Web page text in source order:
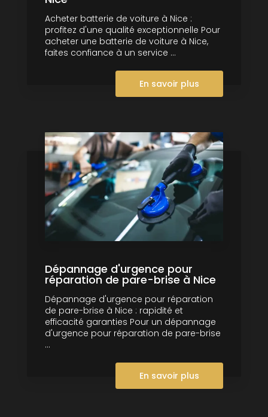
Acheter batterie de voiture à Nice :
profitez d'une qualité exceptionnelle Pour
acheter une batterie de voiture à Nice,
faites confiance à un service ...
En savoir plus
Dépannage d'urgence pour
réparation de pare-brise à Nice
Dépannage d'urgence pour réparation
de pare-brise à Nice : rapidité et
efficacité garanties Pour un dépannage
d'urgence pour réparation de pare-brise
...
En savoir plus